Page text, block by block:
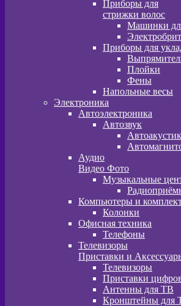
Приборы для
стрижки волос
Машинки
Приборы для
Плойки
Фены
Напольные весы
Электроника
Автоэлектроника
Автозвук
Аудио
Видео Фото
Музыкальные
Компьютеры и
Колонки
Офисная техника
Телефоны
Телевизоры
Приставки и
Телевизоры
Приставки
Антенны для ТВ
Кронштейны для